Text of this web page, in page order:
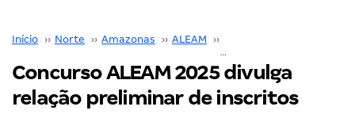
Início ›› Norte ›› Amazonas ›› ALEAM ››
Concurso ALEAM 2025 divulga
relação preliminar de inscritos